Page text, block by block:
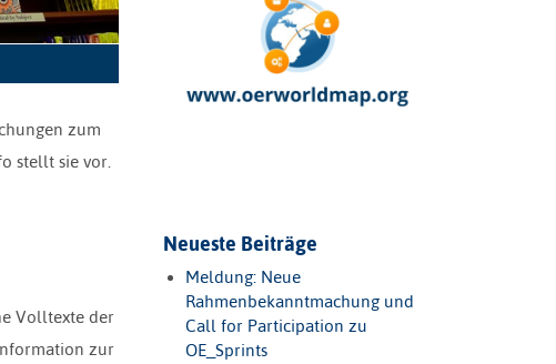
zum
stellt sie vor.
Volltexte der
zur
Neueste Beiträge
Meldung: Neue
Rahmenbekanntmachung und
Call for Participation zu
OE_Sprints